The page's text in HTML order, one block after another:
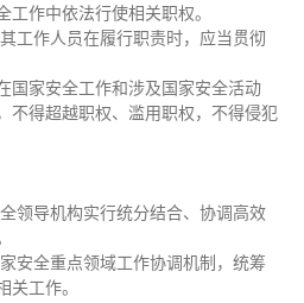
工作中依法行使相关职权。
工作人员在履行职责时，应当贯彻
国家安全工作和涉及国家安全活动
不得超越职权、滥用职权，不得侵犯
领导机构实行统分结合、协调高效
安全重点领域工作协调机制，统筹
关工作。